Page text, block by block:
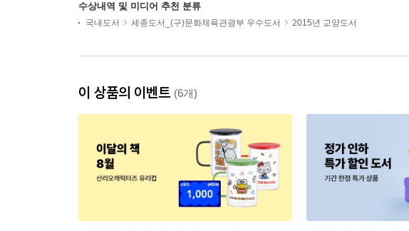
수상내역 및 미디어 추천 분류
국내도서 세종도서_(구)문화체육관광부 우수도서 2015년 교양도서
이 상품의 이벤트 (6개)